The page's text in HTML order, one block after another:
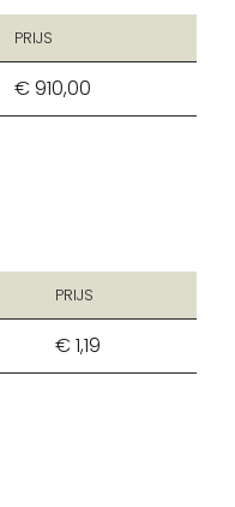
PRIJS
€ 910,00
PRIJS
€ 1,19